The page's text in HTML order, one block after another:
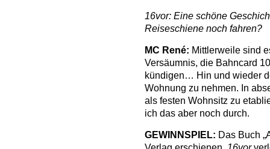
16vor: Eine schöne
Reiseschiene noch fahren?
MC René: Mittlerweile sind
Versäumnis, die Bahncard
kündigen… Hin und wieder
Wohnung zu nehmen. In
als festen Wohnsitz zu
ich das aber noch durch.
GEWINNSPIEL: Das Buch